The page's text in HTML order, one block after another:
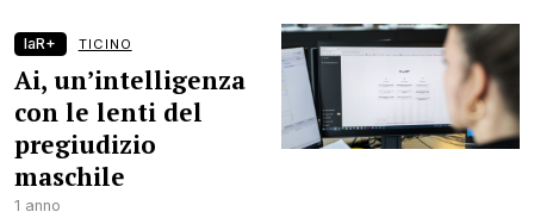
laR+ TICINO
Ai, un’intelligenza
con le lenti del
pregiudizio
maschile
1 anno